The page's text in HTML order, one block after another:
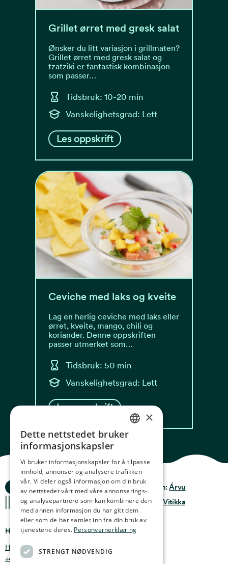
Grillet ørret med gresk salat
Ønsker du litt variasjon i grillmaten?
Grillet ørret med gresk salat og
tzatziki er fantastisk kombinasjon
som passer…
Tidsbruk: 10-20 min
Vanskelighetsgrad: Lett
Les oppskrift
Ceviche med laks og kveite
Lag en herlig ceviche med laks eller
ørret, kveite, mango, chili og
koriander. Denne oppskriften
passer utmerket som…
Tidsbruk: 50 min
Vanskelighetsgrad: Lett
Les oppskrift
Ocean Stories
Hvor finner du oss
Holmen 4b, 9750 Honningsvåg, Norge
+47 47 99 00 95
Privacy & Policy
Terms & conditions
Design:Árvu
Kode:Vitikka
NORWEGIAN
GERMAN
FRENCH
SPANISH
FINNISH
×
Dette nettstedet bruker
informasjonskapsler
Vi bruker informasjonskapsler for å tilpasse
innhold, annonser og analysere trafikken
vår. Vi deler også informasjon om din bruk
av nettstedet vårt med våre annonserings-
og analysepartnere som kan kombinere den
med annen informasjon du har gitt dem
eller som de har samlet inn fra din bruk av
tjenestene deres. Personvernerklæring
STRENGT NØDVENDIG